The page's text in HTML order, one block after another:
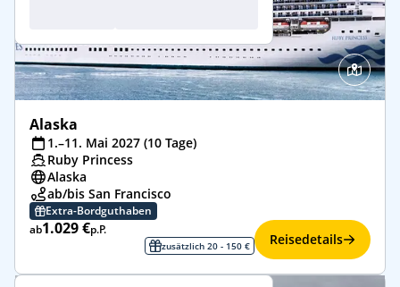
Alaska
1.–11. Mai 2027 (10 Tage)
Ruby Princess
Alaska
ab/bis San Francisco
Extra-Bordguthaben
ab1.029 €p.P.
zusätzlich 20 - 150 € Reisedetails